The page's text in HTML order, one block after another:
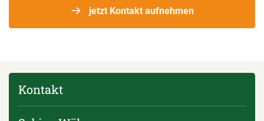
jetzt Kontakt aufnehmen
Kontakt